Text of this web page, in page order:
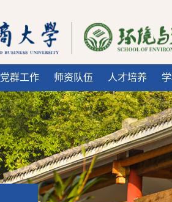
党群工作 师资队伍 人才培养